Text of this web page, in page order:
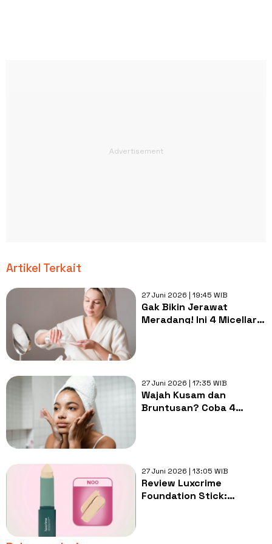
Artikel Terkait
27 Juni 2026 | 19:45 WIB
Gak Bikin Jerawat
Meradang! Ini 4 Micellar
27 Juni 2026 | 17:35 WIB
Wajah Kusam dan
Bruntusan? Coba 4
27 Juni 2026 | 13:05 WIB
Review Luxcrime
Foundation Stick: